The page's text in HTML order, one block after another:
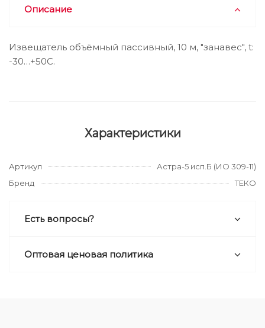
Описание
Извещатель объёмный пассивный, 10 м, "занавес", t:
-30…+50С.
Характеристики
Артикул
Астра-5 исп.Б (ИО 309-11)
Бренд
ТЕКО
Есть вопросы?
Оптовая ценовая политика